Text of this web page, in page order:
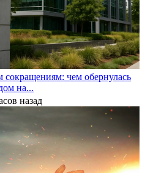
сокращениям: чем обернулась
на...
назад